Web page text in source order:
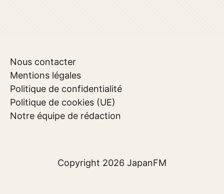
Nous contacter
Mentions légales
Politique de confidentialité
Politique de cookies (UE)
Notre équipe de rédaction
Copyright 2026 JapanFM